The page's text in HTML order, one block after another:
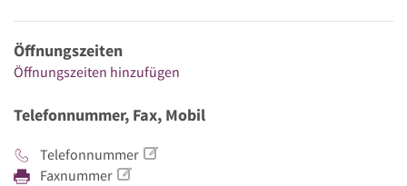
Öffnungszeiten
Öffnungszeiten hinzufügen
Telefonnummer, Fax, Mobil
Telefonnummer
Faxnummer